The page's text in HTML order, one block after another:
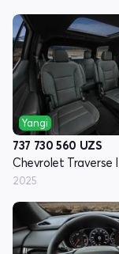
Yangi
737 730 560 UZS
2025